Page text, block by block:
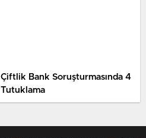
Çiftlik Bank Soruşturmasında 4
Tutuklama